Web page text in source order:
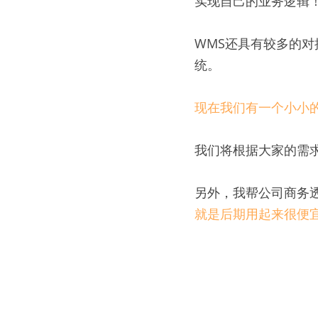
WMS还具有较多的
统。
现在我们有一个小小
我们将根据大家的需
另外，我帮公司商务
就是后期用起来很便